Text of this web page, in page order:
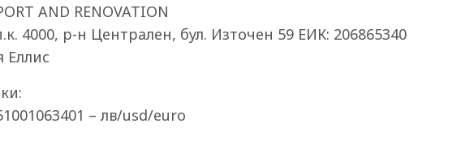
AND RENOVATION
4000, р-н Централен, бул. Източен 59 ЕИК: 206865340
– лв/usd/euro